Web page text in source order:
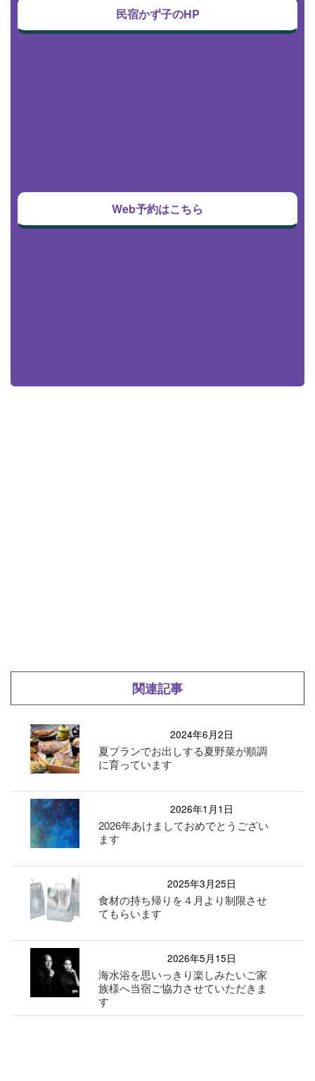
民宿かず子のHP
Web予約はこちら
関連記事
2024年6月2日
夏プランでお出しする夏野菜が順調
に育っています
2026年1月1日
2026年あけましておめでとうござい
ます
2025年3月25日
食材の持ち帰りを４月より制限させ
てもらいます
2026年5月15日
海水浴を思いっきり楽しみたいご家
族様へ当宿ご協力させていただきま
す